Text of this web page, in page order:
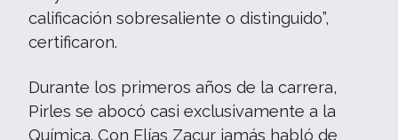
calificación sobresaliente o distinguido”,
certificaron.
Durante los primeros años de la carrera,
Pirles se abocó casi exclusivamente a la
Química. Con Elías Zacur jamás habló de